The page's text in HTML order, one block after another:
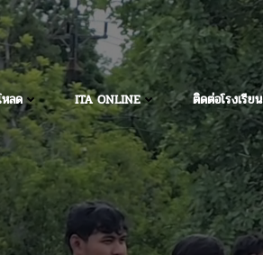
ลด ITA ONLINE ติดต่อโรงเรียน